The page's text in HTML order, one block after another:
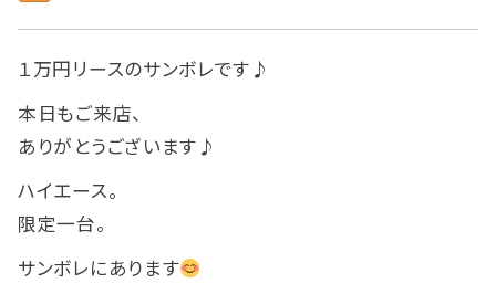
１万円リースのサンボレです♪
本日もご来店、
ありがとうございます♪
ハイエース。
限定一台。
サンボレにあります